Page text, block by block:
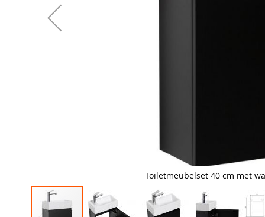
Toiletmeubelset 40 cm met